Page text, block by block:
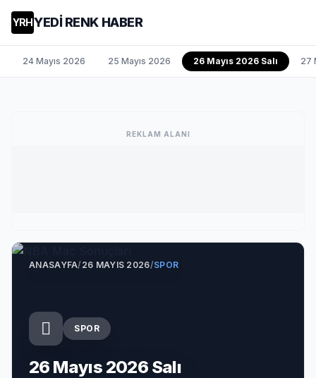
YRHYEDİ RENK HABER
24 Mayıs 2026 25 Mayıs 2026 26 Mayıs 2026 Salı 27
REKLAM ALANI
ANASAYFA/26 MAYIS 2026/SPOR
SPOR
26 Mayıs 2026 Salı